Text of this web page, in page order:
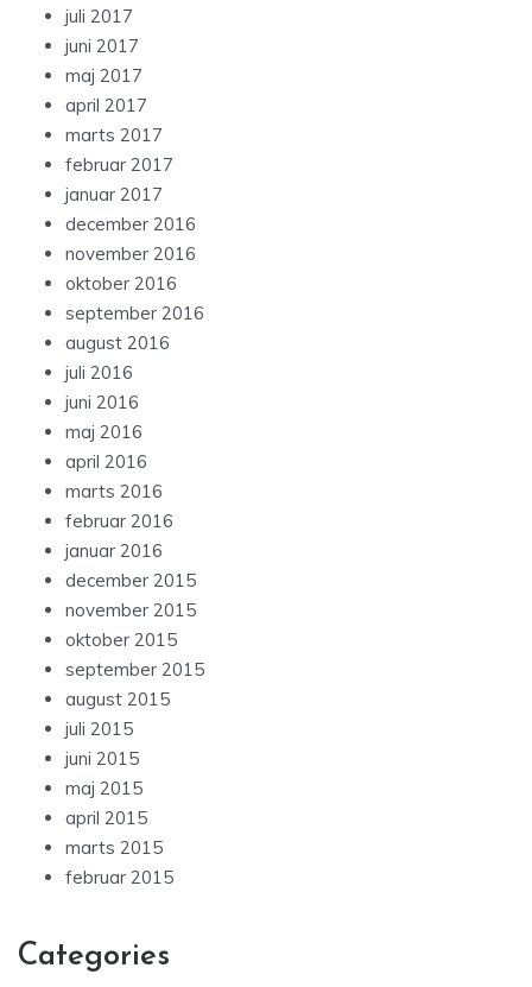
juli 2017
juni 2017
maj 2017
april 2017
marts 2017
februar 2017
januar 2017
december 2016
november 2016
oktober 2016
september 2016
august 2016
juli 2016
juni 2016
maj 2016
april 2016
marts 2016
februar 2016
januar 2016
december 2015
november 2015
oktober 2015
september 2015
august 2015
juli 2015
juni 2015
maj 2015
april 2015
marts 2015
februar 2015
Categories